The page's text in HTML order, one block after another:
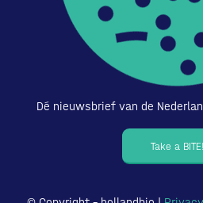
Dé nieuwsbrief van de
Take a BITE!